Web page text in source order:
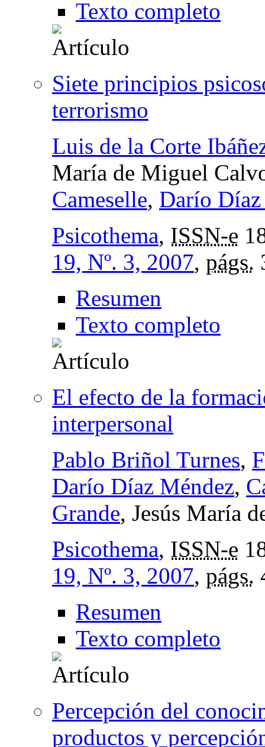
Texto completo
Siete principios
terrorismo
Luis de la Corte
María de Miguel
Cameselle, Darío
Psicothema, ISSN-e
19, Nº. 3, 2007, págs.
Resumen
Texto completo
El efecto de la
interpersonal
Pablo Briñol Turnes,
Darío Díaz Méndez,
Grande, Jesús María
Psicothema, ISSN-e
19, Nº. 3, 2007, págs.
Resumen
Texto completo
Percepción del
productos y